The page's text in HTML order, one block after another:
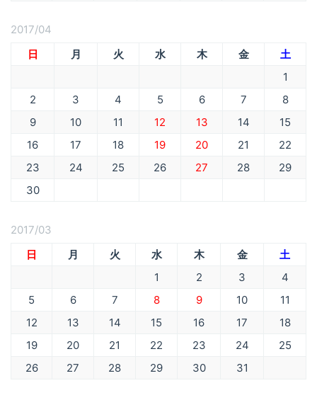
2017/04
日
月 火 水 木 金
土
1
2
3 4 5 6 7
8
9
10 11 12 13 14
15
16
17 18 19 20 21
22
23
24 25 26 27 28
29
30
2017/03
日
月 火 水 木 金
土
1
2 3
4
5
6 7 8 9 10
11
12
13 14 15 16 17
18
19
20 21 22 23 24
25
26
27 28 29 30 31